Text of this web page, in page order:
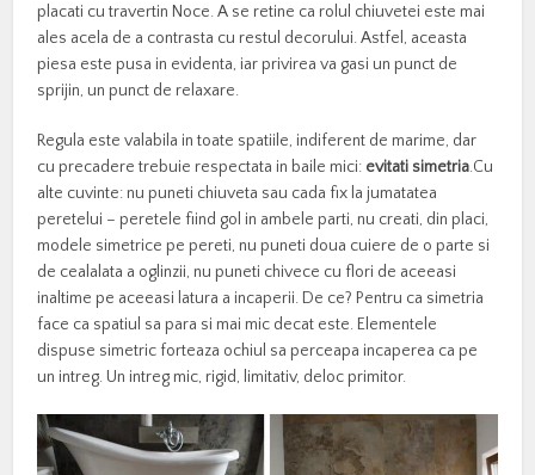
placati cu travertin Noce. A se retine ca rolul chiuvetei este mai
ales acela de a contrasta cu restul decorului. Astfel, aceasta
piesa este pusa in evidenta, iar privirea va gasi un punct de
sprijin, un punct de relaxare.
Regula este valabila in toate spatiile, indiferent de marime, dar
cu precadere trebuie respectata in baile mici: evitati simetria.Cu
alte cuvinte: nu puneti chiuveta sau cada fix la jumatatea
peretelui – peretele fiind gol in ambele parti, nu creati, din placi,
modele simetrice pe pereti, nu puneti doua cuiere de o parte si
de cealalata a oglinzii, nu puneti chivece cu flori de aceeasi
inaltime pe aceeasi latura a incaperii. De ce? Pentru ca simetria
face ca spatiul sa para si mai mic decat este. Elementele
dispuse simetric forteaza ochiul sa perceapa incaperea ca pe
un intreg. Un intreg mic, rigid, limitativ, deloc primitor.